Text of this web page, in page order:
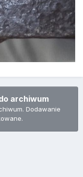
archiwum
Dodawanie